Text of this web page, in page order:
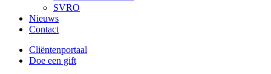
SVRO
Nieuws
Contact
Cliëntenportaal
Doe een gift